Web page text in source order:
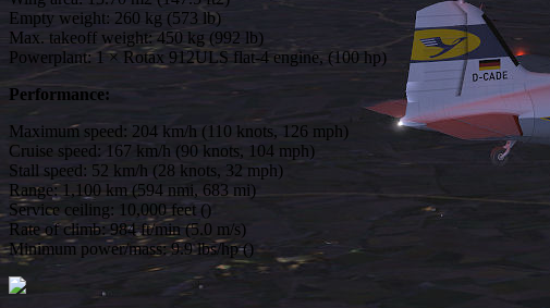
Empty weight: 260 kg (573 lb)
Max. takeoff weight: 450 kg (992 lb)
Powerplant: 1 × Rotax 912ULS flat-4 engine, (100 hp)
Performance:
Maximum speed: 204 km/h (110 knots, 126 mph)
Cruise speed: 167 km/h (90 knots, 104 mph)
Stall speed: 52 km/h (28 knots, 32 mph)
Range: 1,100 km (594 nmi, 683 mi)
Service ceiling: 10,000 feet ()
Rate of climb: 984 ft/min (5.0 m/s)
Minimum power/mass: 9.9 lbs/hp ()